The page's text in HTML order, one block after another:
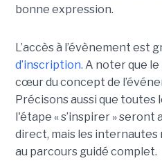
bonne expression.
L’accès à l’évènement est
d’inscription. A noter que le
cœur du concept de
Précisons aussi que toutes
l'étape « s’inspirer »
direct, mais les
au parcours guidé complet.